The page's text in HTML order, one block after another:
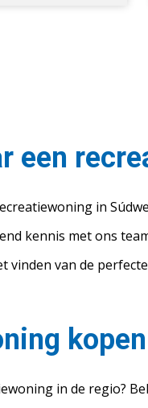
een
in
kennis met ons
vinden van de
in de regio?